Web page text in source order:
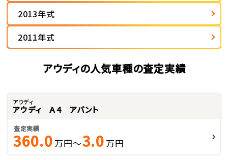
2013年式
2011年式
アウディの人気車種の査定実績
アウディ
アウディ Ａ４ アバント
査定実績
360.0 万円～3.0 万円